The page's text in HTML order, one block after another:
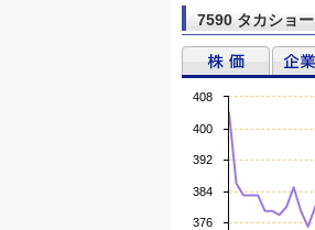
7590 タカショー